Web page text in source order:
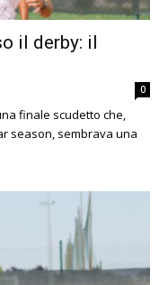
il derby: il
0
finale scudetto che,
season, sembrava una